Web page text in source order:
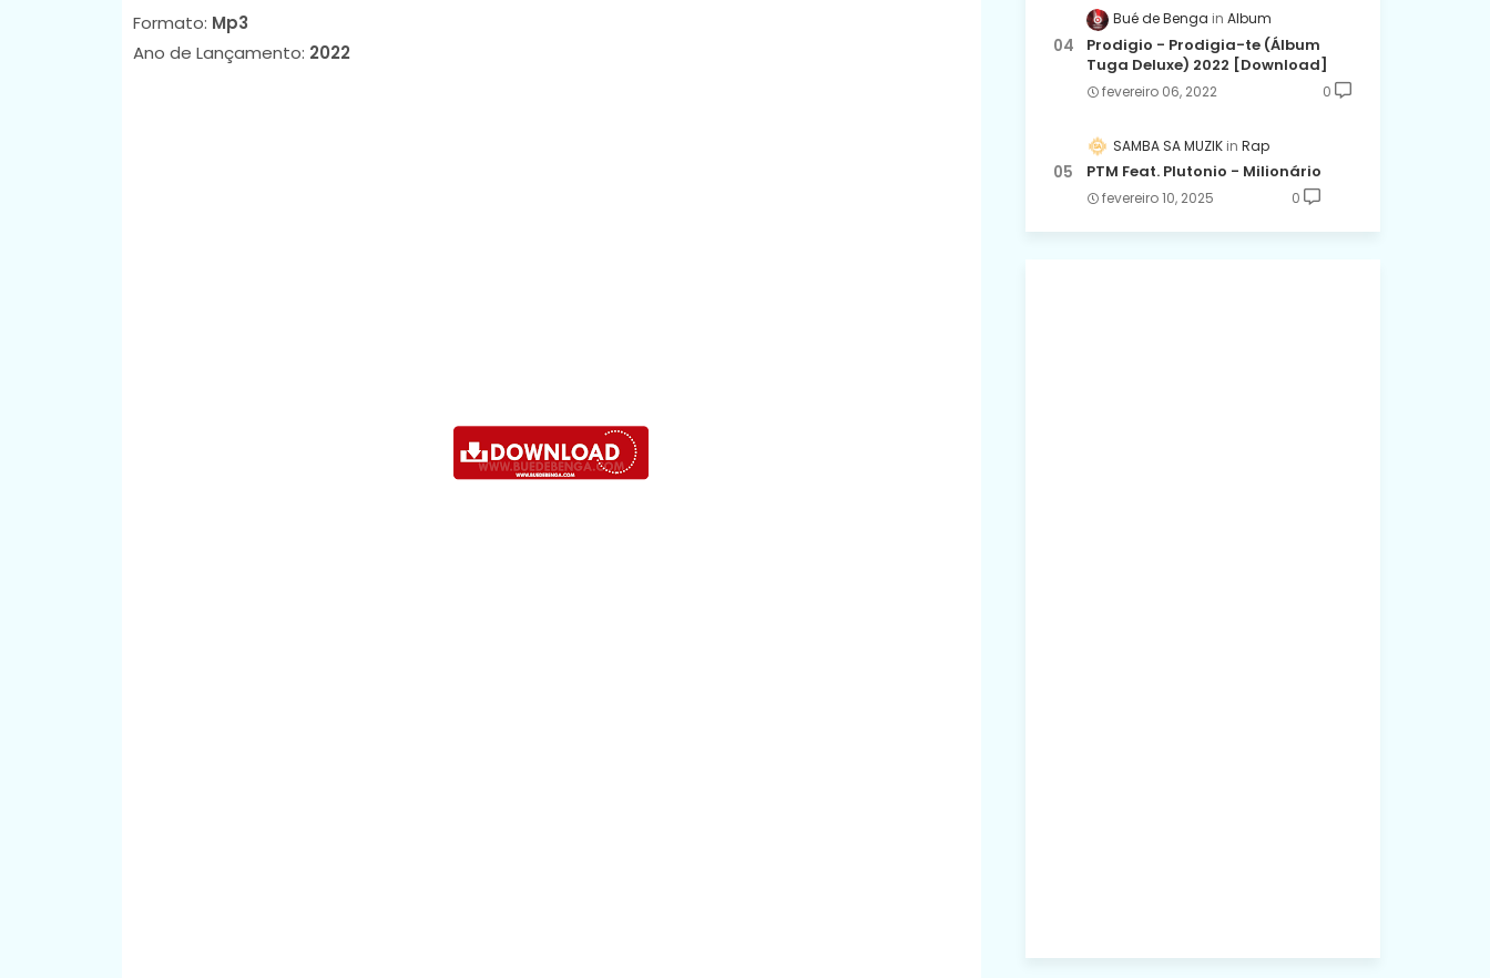
Formato: Mp3
Ano de Lançamento: 2022
Bué de Benga Album
Prodigio - Prodigia-te (Álbum
Tuga Deluxe) 2022 [Download]
fevereiro 06, 2022 0
SAMBA SA MUZIK Rap
PTM Feat. Plutonio - Milionário
fevereiro 10, 2025 0